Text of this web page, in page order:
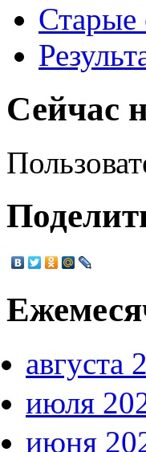
Сейчас
августа
июля
июня